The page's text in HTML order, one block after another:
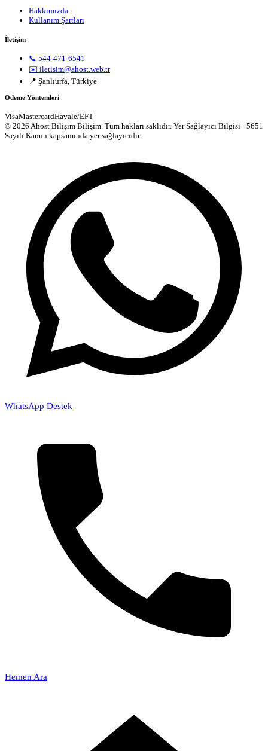
Hakkımızda
Kullanım Şartları
İletişim
📞 544-471-6541
✉️ iletisim@ahost.web.tr
📍 Şanlıurfa, Türkiye
Ödeme Yöntemleri
VisaMastercardHavale/EFT
© 2026 Ahost Bilişim Bilişim. Tüm hakları saklıdır. Yer Sağlayıcı Bilgisi · 5651
Sayılı Kanun kapsamında yer sağlayıcıdır.
WhatsApp Destek
Hemen Ara